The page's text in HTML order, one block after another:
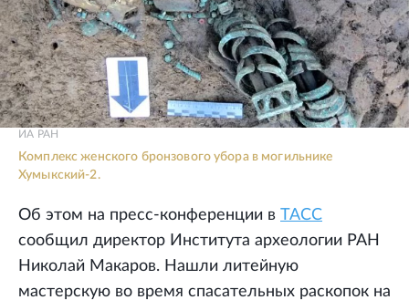
ИА РАН
Комплекс женского бронзового убора в могильнике
Хумыкский-2.
Об этом на пресс-конференции в
ТАСС
сообщил директор Института археологии РАН
Николай Макаров. Нашли литейную
мастерскую во время спасательных раскопок на